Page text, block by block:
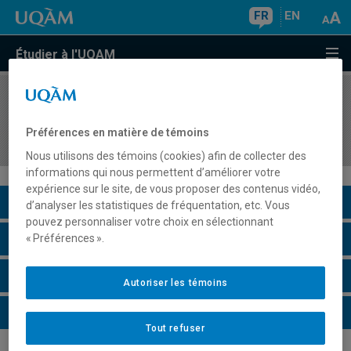
FR EN
Étudier à l'UQAM
COURS//
risques et des catastrophes
Description du cours
Horaire - Été 2026
Horaire - Automne 2026
Horaire - Hiver 2027
Préférences en matière de témoins
Nous utilisons des témoins (cookies) afin de collecter des
informations qui nous permettent d’améliorer votre
expérience sur le site, de vous proposer des contenus vidéo,
d’analyser les statistiques de fréquentation, etc. Vous
pouvez personnaliser votre choix en sélectionnant
« Préférences ».
Tout refuser
Autoriser les témoins